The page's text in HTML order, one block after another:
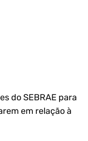
do SEBRAE para
em relação à